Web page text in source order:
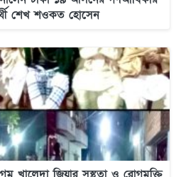
শেখ শওকত হোসেন